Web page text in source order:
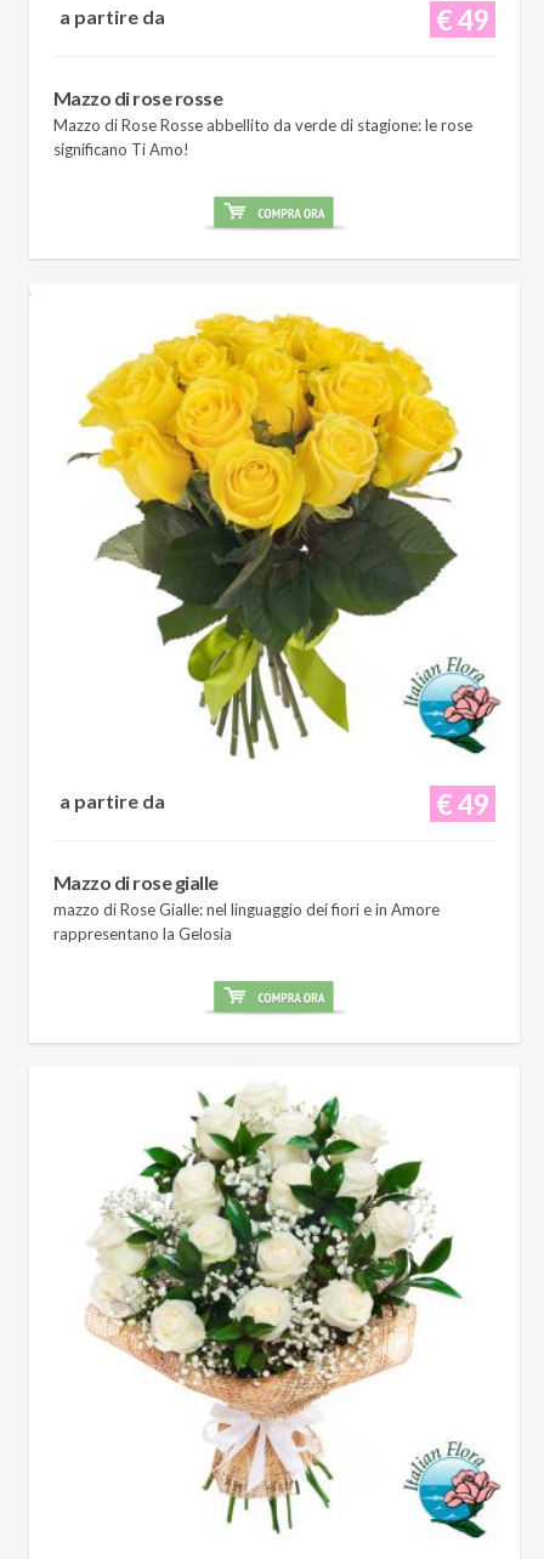
€ 49
a partire da
Mazzo di rose rosse
Mazzo di Rose Rosse abbellito da verde di stagione: le rose
significano Ti Amo!
€ 49
a partire da
Mazzo di rose gialle
mazzo di Rose Gialle: nel linguaggio dei fiori e in Amore
rappresentano la Gelosia